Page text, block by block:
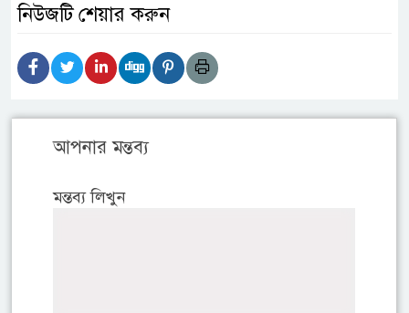
নিউজটি শেয়ার করুন
আপনার মন্তব্য
মন্তব্য লিখুন